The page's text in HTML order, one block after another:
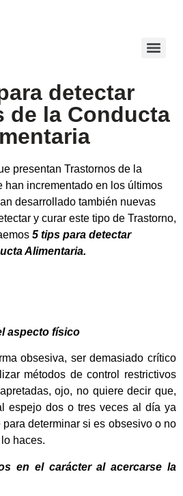
detectar
de la Conducta
presentan Trastornos de la
han incrementado en los últimos
desarrollado también nuevas
y curar este tipo de Trastorno,
5 tips para detectar
Alimentaria.
aspecto físico
obsesiva, ser demasiado crítico
métodos de control restrictivos
ojo, no quiere decir que,
espejo dos o tres veces al día ya
determinar si es obsesivo o no
haces.
en el carácter al acercarse la